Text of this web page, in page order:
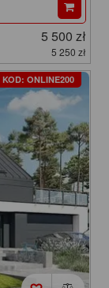
5 500 zł
5 250 zł
KOD: ONLINE200